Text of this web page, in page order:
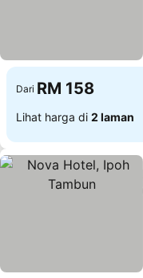
Dari RM 158
Lihat harga di 2 laman